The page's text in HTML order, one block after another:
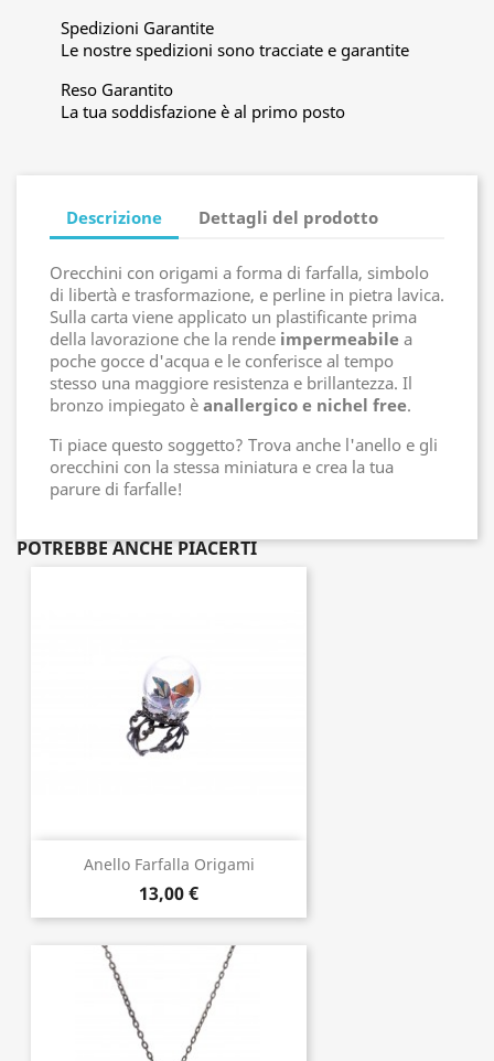
Spedizioni Garantite
Le nostre spedizioni sono tracciate e garantite
Reso Garantito
La tua soddisfazione è al primo posto
Descrizione Dettagli del prodotto
Orecchini con origami a forma di farfalla, simbolo
di libertà e trasformazione, e perline in pietra lavica.
Sulla carta viene applicato un plastificante prima
della lavorazione che la rende impermeabile a
poche gocce d'acqua e le conferisce al tempo
stesso una maggiore resistenza e brillantezza. Il
bronzo impiegato è anallergico e nichel free.
Ti piace questo soggetto? Trova anche l'anello e gli
orecchini con la stessa miniatura e crea la tua
parure di farfalle!
POTREBBE ANCHE PIACERTI
Anello Farfalla Origami
13,00 €